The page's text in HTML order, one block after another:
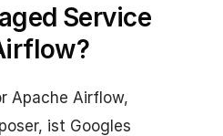
Service
Apache Airflow,
ist Googles